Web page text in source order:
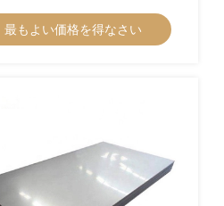
最もよい価格を得なさい